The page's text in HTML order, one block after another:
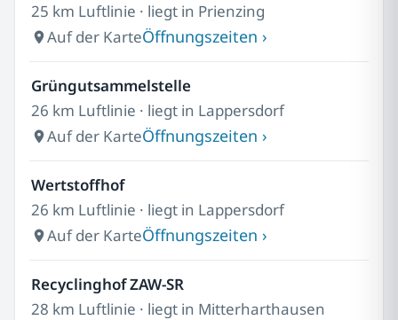
25 km Luftlinie · liegt in Prienzing
Auf der KarteÖffnungszeiten ›
Grüngutsammelstelle
26 km Luftlinie · liegt in Lappersdorf
Auf der KarteÖffnungszeiten ›
Wertstoffhof
26 km Luftlinie · liegt in Lappersdorf
Auf der KarteÖffnungszeiten ›
Recyclinghof ZAW-SR
28 km Luftlinie · liegt in Mitterharthausen